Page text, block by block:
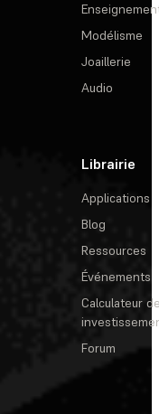
Modélisme
Joaillerie
Audio
Librairie
Applications
Blog
Ressources
Événements
Calculateur
Forum